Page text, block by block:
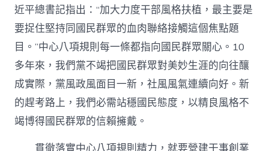
近平總書記指出：“加大力度干部風格扶植，最主要是
要捉住堅持同國民群眾的血肉聯絡接觸這個焦點題
目。”中心八項規則每一條都指向國民群眾關心。10
多年來，我們黨不竭把國民群眾對美妙生涯的向往釀
成實際，黨風政風面目一新，社風風氣連續向好。新
的趕考路上，我們必需站穩國民態度，以精良風格不
竭博得國民群眾的信賴擁戴。
貫徹落實中心八項規則精力，就要營建干事創業